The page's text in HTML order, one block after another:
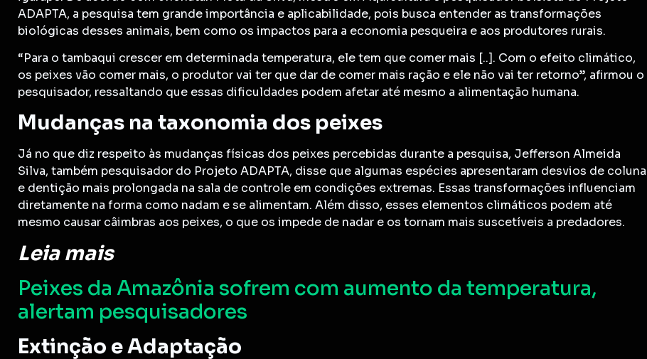
ADAPTA, a pesquisa tem grande importância e aplicabilidade, pois busca entender as transformações
biológicas desses animais, bem como os impactos para a economia pesqueira e aos produtores rurais.
“Para o tambaqui crescer em determinada temperatura, ele tem que comer mais [..]. Com o efeito climático,
os peixes vão comer mais, o produtor vai ter que dar de comer mais ração e ele não vai ter retorno”, afirmou o
pesquisador, ressaltando que essas dificuldades podem afetar até mesmo a alimentação humana.
Mudanças na taxonomia dos peixes
Já no que diz respeito às mudanças físicas dos peixes percebidas durante a pesquisa, Jefferson Almeida
Silva, também pesquisador do Projeto ADAPTA, disse que algumas espécies apresentaram desvios de coluna
e dentição mais prolongada na sala de controle em condições extremas. Essas transformações influenciam
diretamente na forma como nadam e se alimentam. Além disso, esses elementos climáticos podem até
mesmo causar câimbras aos peixes, o que os impede de nadar e os tornam mais suscetíveis a predadores.
Leia mais
Peixes da Amazônia sofrem com aumento da temperatura,
alertam pesquisadores
Extinção e Adaptação